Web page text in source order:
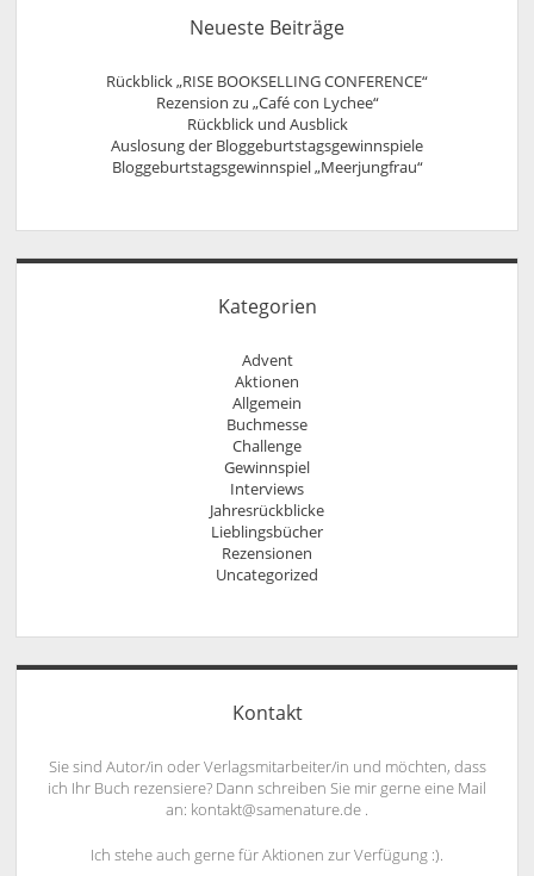
Neueste Beiträge
Rückblick „RISE BOOKSELLING CONFERENCE“
Rezension zu „Café con Lychee“
Rückblick und Ausblick
Auslosung der Bloggeburtstagsgewinnspiele
Bloggeburtstagsgewinnspiel „Meerjungfrau“
Kategorien
Advent
Aktionen
Allgemein
Buchmesse
Challenge
Gewinnspiel
Interviews
Jahresrückblicke
Lieblingsbücher
Rezensionen
Uncategorized
Kontakt
Sie sind Autor/in oder Verlagsmitarbeiter/in und möchten, dass
ich Ihr Buch rezensiere? Dann schreiben Sie mir gerne eine Mail
an: kontakt@samenature.de .
Ich stehe auch gerne für Aktionen zur Verfügung :).